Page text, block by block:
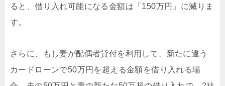
ると、借り入れ可能になる金額は「150万円」に減りま
す。
さらに、もし妻が配偶者貸付を利用して、新たに違う
カードローンで50万円を超える金額を借り入れる場